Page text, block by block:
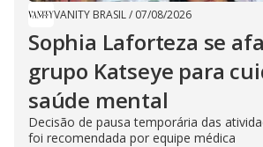
VANITY BRASIL/ 07/08/2026
Sophia Laforteza se
grupo Katseye para
saúde mental
Decisão de pausa temporária das
foi recomendada por equipe médica